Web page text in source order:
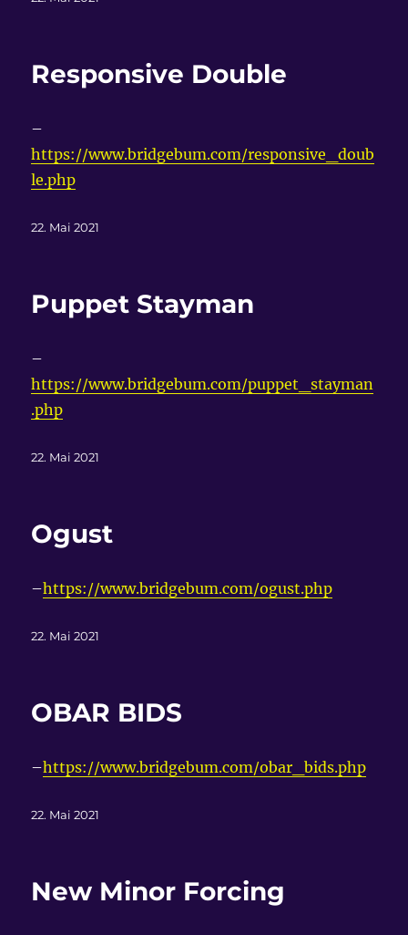
Responsive Double
–
https://www.bridgebum.com/responsive_doub
le.php
Veröffentlicht
22. Mai 2021
Puppet Stayman
–
https://www.bridgebum.com/puppet_stayman
.php
Veröffentlicht
22. Mai 2021
Ogust
–https://www.bridgebum.com/ogust.php
Veröffentlicht
22. Mai 2021
OBAR BIDS
–https://www.bridgebum.com/obar_bids.php
Veröffentlicht
22. Mai 2021
New Minor Forcing